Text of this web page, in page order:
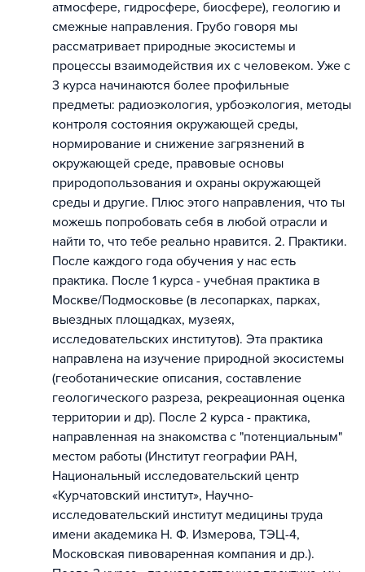
атмосфере, гидросфере, биосфере), геологию и
смежные направления. Грубо говоря мы
рассматривает природные экосистемы и
процессы взаимодействия их с человеком. Уже с
3 курса начинаются более профильные
предметы: радиоэкология, урбоэкология, методы
контроля состояния окружающей среды,
нормирование и снижение загрязнений в
окружающей среде, правовые основы
природопользования и охраны окружающей
среды и другие. Плюс этого направления, что ты
можешь попробовать себя в любой отрасли и
найти то, что тебе реально нравится. 2. Практики.
После каждого года обучения у нас есть
практика. После 1 курса - учебная практика в
Москве/Подмосковье (в лесопарках, парках,
выездных площадках, музеях,
исследовательских институтов). Эта практика
направлена на изучение природной экосистемы
(геоботанические описания, составление
геологического разреза, рекреационная оценка
территории и др). После 2 курса - практика,
направленная на знакомства с "потенциальным"
местом работы (Институт географии РАН,
Национальный исследовательский центр
«Курчатовский институт», Научно-
исследовательский институт медицины труда
имени академика Н. Ф. Измерова, ТЭЦ-4,
Московская пивоваренная компания и др.).